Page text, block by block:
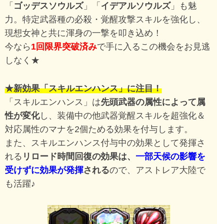
「 ゴッデスソウルズ」「 イデアルソウルズ」も魅
力。特定武器種の必殺・覚醒攻撃スキルを強化し、
現想女神と共に渾身の一撃を叩き込め！
今なら 1回限界突破済みで手に入るこの機会をお見逃
しなく★
★新効果「スキルエンハンス」に注目！
「スキルエンハンス」は先頭武器の属性によって属
性が変化し、装備中の他武器覚醒スキルを超強化＆
対応属性のマナを2個ためる効果を付与します。
また、スキルエンハンス付与中の効果として発揮さ
れる リロード時間回復の効果は、 一部天候の影響を
受けずに効果が発揮されるので、アストレア大陸で
も活躍♪